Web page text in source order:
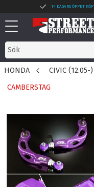
Meny
14 DAGARS ÖPPET KÖP
HONDA CIVIC (12.05-)
CAMBERSTAG